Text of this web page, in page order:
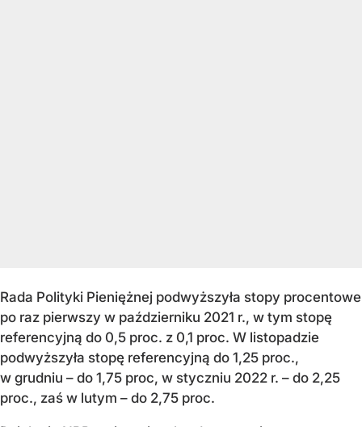
Rada Polityki Pieniężnej podwyższyła stopy procentowe
po raz pierwszy w październiku 2021 r., w tym stopę
referencyjną do 0,5 proc. z 0,1 proc. W listopadzie
podwyższyła stopę referencyjną do 1,25 proc.,
w grudniu – do 1,75 proc, w styczniu 2022 r. – do 2,25
proc., zaś w lutym – do 2,75 proc.